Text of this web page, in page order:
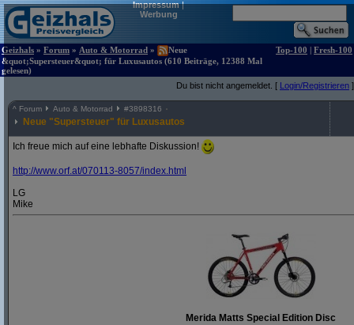
Impressum|
Werbung
Geizhals » Forum » Auto & Motorrad »
Neue
&quot;Supersteuer&quot; für Luxusautos (610 Beiträge, 12388 Mal
gelesen)
Top-100 | Fresh-100
Du bist nicht angemeldet. [ Login/Registrieren ]
^ Forum Auto & Motorrad #3898316
Neue "Supersteuer" für Luxusautos
Ich freue mich auf eine lebhafte Diskussion!
http://www.orf.at/070113-8057/index.html
LG
Mike
Merida Matts Special Edition Disc